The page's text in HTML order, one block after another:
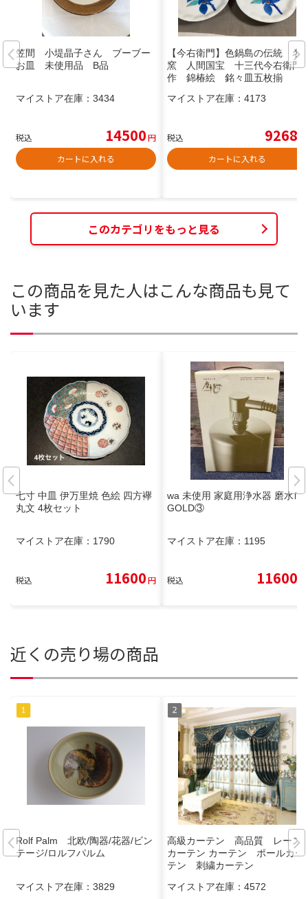
笠間 小堤晶子さん ブーブー
お皿 未使用品 B品
マイストア在庫： 3434
税込 14500円
カートに入れる
【今右衛門】色鍋島の伝統 名
窯 人間国宝 十三代今右衛門
作 錦椿絵 銘々皿五枚揃
マイストア在庫： 4173
税込 9268
カートに入れる
このカテゴリをもっと見る
この商品を見た人はこんな商品も見て
います
七寸 中皿 伊万里焼 色絵 四方襷
丸文 4枚セット
マイストア在庫： 1790
税込 11600円
wa 未使用 家庭用浄水器 磨水Ⅳ
GOLD③
マイストア在庫： 1195
税込 11600
近くの売り場の商品
Rolf Palm 北欧/陶器/花器/ビン
テージ/ロルフパルム
マイストア在庫： 3829
高級カーテン 高品質 レース
カーテン カーテン ポールカー
テン 刺繍カーテン
マイストア在庫： 4572